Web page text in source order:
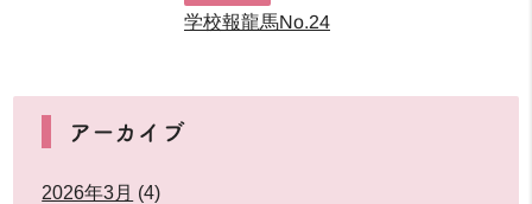
学校報龍馬No.24
アーカイブ
2026年3月 (4)